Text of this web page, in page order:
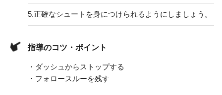
5.正確なシュートを身につけられるようにしましょう。
指導のコツ・ポイント
・ダッシュからストップする
・フォロースルーを残す